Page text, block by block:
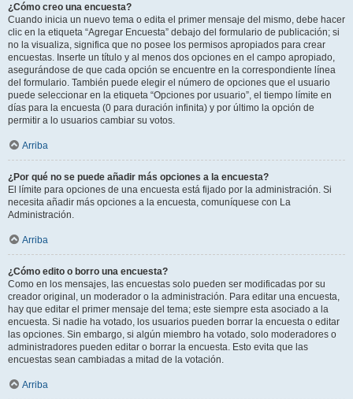
¿Cómo creo una encuesta?
Cuando inicia un nuevo tema o edita el primer mensaje del mismo, debe hacer
clic en la etiqueta “Agregar Encuesta” debajo del formulario de publicación; si
no la visualiza, significa que no posee los permisos apropiados para crear
encuestas. Inserte un título y al menos dos opciones en el campo apropiado,
asegurándose de que cada opción se encuentre en la correspondiente línea
del formulario. También puede elegir el número de opciones que el usuario
puede seleccionar en la etiqueta “Opciones por usuario”, el tiempo límite en
días para la encuesta (0 para duración infinita) y por último la opción de
permitir a lo usuarios cambiar su votos.
Arriba
¿Por qué no se puede añadir más opciones a la encuesta?
El límite para opciones de una encuesta está fijado por la administración. Si
necesita añadir más opciones a la encuesta, comuníquese con La
Administración.
Arriba
¿Cómo edito o borro una encuesta?
Como en los mensajes, las encuestas solo pueden ser modificadas por su
creador original, un moderador o la administración. Para editar una encuesta,
hay que editar el primer mensaje del tema; este siempre esta asociado a la
encuesta. Si nadie ha votado, los usuarios pueden borrar la encuesta o editar
las opciones. Sin embargo, si algún miembro ha votado, solo moderadores o
administradores pueden editar o borrar la encuesta. Esto evita que las
encuestas sean cambiadas a mitad de la votación.
Arriba